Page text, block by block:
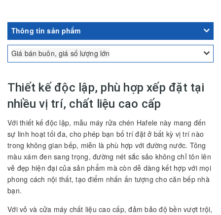
Thông tin sản phẩm
Giá bán buôn, giá số lượng lớn
Thiết kế độc lập, phù hợp xếp đặt tại
nhiều vị trí, chất liệu cao cấp
Với thiết kế độc lập, mẫu máy rửa chén Hafele này mang đến
sự linh hoạt tối đa, cho phép bạn bố trí đặt ở bất kỳ vị trí nào
trong không gian bếp, miễn là phù hợp với đường nước. Tông
màu xám đen sang trọng, đường nét sắc sảo không chỉ tôn lên
vẻ đẹp hiện đại của sản phẩm mà còn dễ dàng kết hợp với mọi
phong cách nội thất, tạo điểm nhấn ấn tượng cho căn bếp nhà
bạn.
Với vỏ và cửa máy chất liệu cao cấp, đảm bảo độ bền vượt trội,